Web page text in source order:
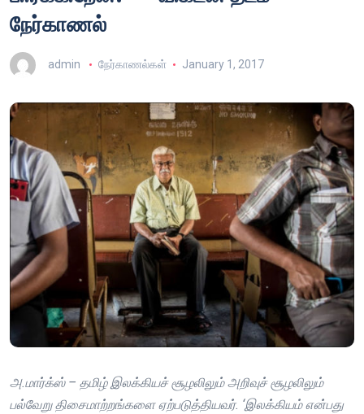
நேர்காணல்
admin நேர்காணல்கள் January 1, 2017
அ.மார்க்ஸ் – தமிழ் இலக்கியச் சூழலிலும் அறிவுச் சூழலிலும்
பல்வேறு திசைமாற்றங்களை ஏற்படுத்தியவர். ‘இலக்கியம் என்பது